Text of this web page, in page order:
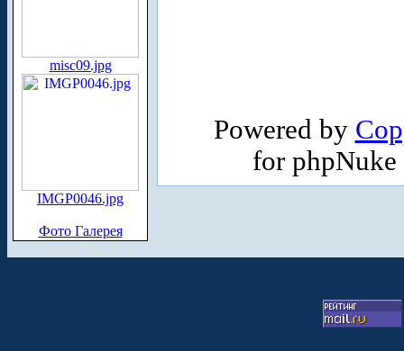
misc09.jpg
IMGP0046.jpg
Фото Галерея
Powered by
for